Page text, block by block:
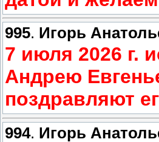
995. Игорь
7 июля 2026 г.
Андрею
поздравляют
994. Игорь